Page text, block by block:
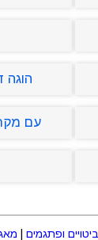
הוגה
עם
ביטויים ופתגמים